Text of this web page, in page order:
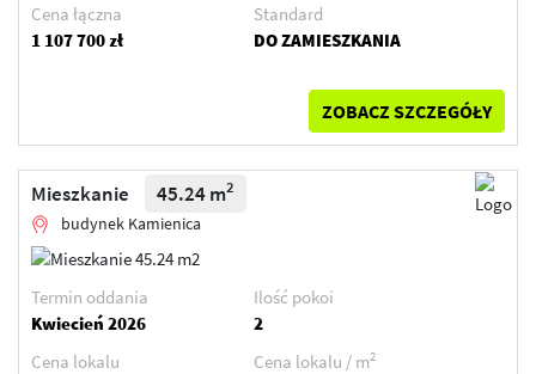
Cena łączna
1 107 700 zł
Standard
DO ZAMIESZKANIA
ZOBACZ SZCZEGÓŁY
Mieszkanie 45.24 m2
budynek Kamienica
Termin oddania
Kwiecień 2026
Ilość pokoi
2
Cena lokalu
Cena lokalu / m2